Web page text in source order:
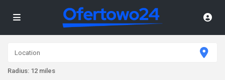
Radius: 12 miles